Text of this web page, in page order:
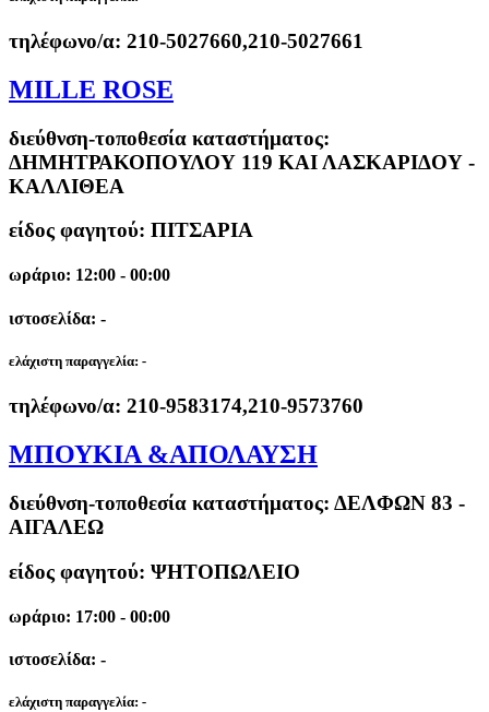
τηλέφωνο/α: 210-5027660,210-5027661
MILLE ROSE
διεύθνση-τοποθεσία καταστήματος:
ΔΗΜΗΤΡΑΚΟΠΟΥΛΟΥ 119 ΚΑΙ ΛΑΣΚΑΡΙΔΟΥ -
ΚΑΛΛΙΘΕΑ
είδος φαγητού: ΠΙΤΣΑΡΙΑ
ωράριο: 12:00 - 00:00
ιστοσελίδα: -
ελάχιστη παραγγελία: -
τηλέφωνο/α: 210-9583174,210-9573760
ΜΠΟΥΚΙΑ &ΑΠΟΛΑΥΣΗ
διεύθνση-τοποθεσία καταστήματος: ΔΕΛΦΩΝ 83 -
ΑΙΓΑΛΕΩ
είδος φαγητού: ΨΗΤΟΠΩΛΕΙΟ
ωράριο: 17:00 - 00:00
ιστοσελίδα: -
ελάχιστη παραγγελία: -